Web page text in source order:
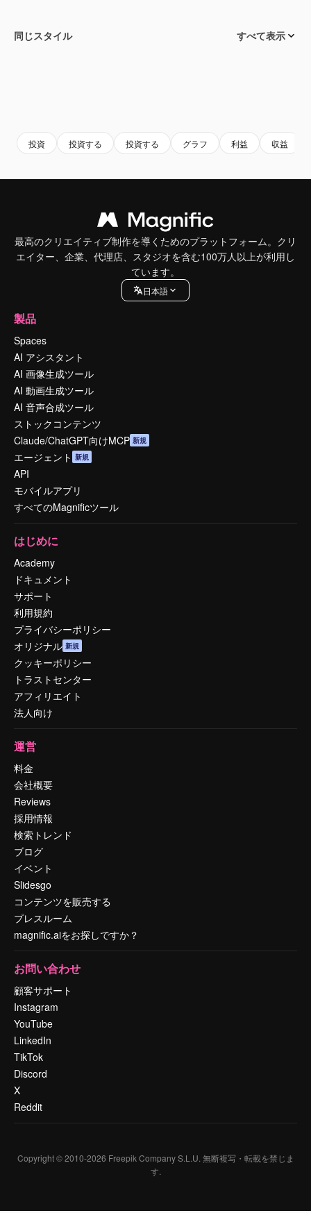
同じスタイル すべて表示
投資 投資する 投資する グラフ 利益 収益
最高のクリエイティブ制作を導くためのプラットフォーム。クリ
エイター、企業、代理店、スタジオを含む100万人以上が利用し
ています。
日本語
製品
Spaces
AI アシスタント
AI 画像生成ツール
AI 動画生成ツール
AI 音声合成ツール
ストックコンテンツ
Claude/ChatGPT向けMCP 新規
エージェント 新規
API
モバイルアプリ
すべてのMagnificツール
はじめに
Academy
ドキュメント
サポート
利用規約
プライバシーポリシー
オリジナル 新規
クッキーポリシー
トラストセンター
アフィリエイト
法人向け
運営
料金
会社概要
Reviews
採用情報
検索トレンド
ブログ
イベント
Slidesgo
コンテンツを販売する
プレスルーム
magnific.aiをお探しですか？
お問い合わせ
顧客サポート
Instagram
YouTube
LinkedIn
TikTok
Discord
X
Reddit
Copyright © 2010-2026 Freepik Company S.L.U. 無断複写・転載を禁じま
す.